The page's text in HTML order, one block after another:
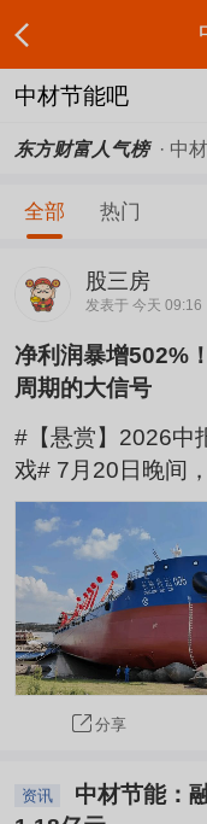
中材节能吧
东方财富人气榜· 中
全部 热门
股三房
发表于 今天 09:16
净利润暴增502%
周期的大信号
#【悬赏】2026中
戏# 7月20日晚间
026年半年度报告
4.71亿元，同比
元，同比暴增
绩全面起飞。 分
二季度进一步攀升
润增速逐季加快，
分享
资讯